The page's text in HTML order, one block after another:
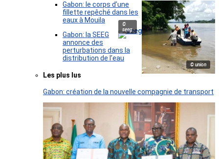
© union
Gabon: le corps d’une
fillette repêché dans les
eaux à Mouila
©
seeg
Gabon: la SEEG
annonce des
perturbations dans la
distribution de l’eau
Les plus lus
Gabon: création de la nouvelle compagnie de transport